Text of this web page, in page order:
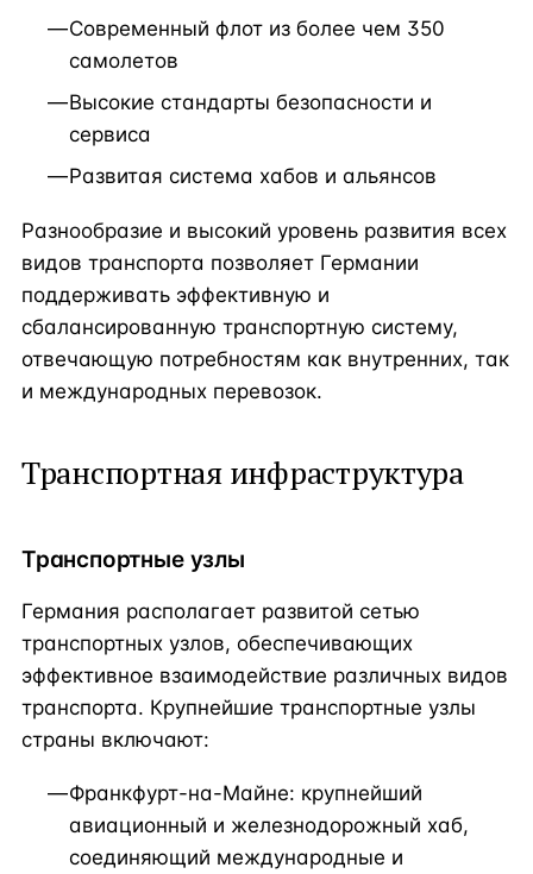
Современный флот из более чем 350
самолетов
Высокие стандарты безопасности и
сервиса
Развитая система хабов и альянсов
Разнообразие и высокий уровень развития всех
видов транспорта позволяет Германии
поддерживать эффективную и
сбалансированную транспортную систему,
отвечающую потребностям как внутренних, так
и международных перевозок.
Транспортная инфраструктура
Транспортные узлы
Германия располагает развитой сетью
транспортных узлов, обеспечивающих
эффективное взаимодействие различных видов
транспорта. Крупнейшие транспортные узлы
страны включают:
Франкфурт-на-Майне: крупнейший
авиационный и железнодорожный хаб,
соединяющий международные и